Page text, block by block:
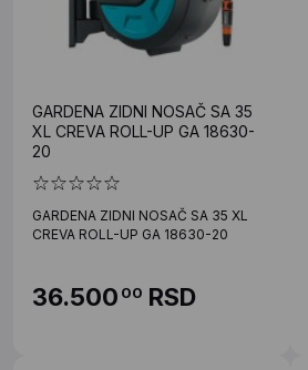
GARDENA ZIDNI NOSAČ SA 35
XL CREVA ROLL-UP GA 18630-
20
GARDENA ZIDNI NOSAČ SA 35 XL
CREVA ROLL-UP GA 18630-20
36.500 00 RSD